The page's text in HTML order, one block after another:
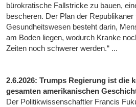
bürokratische Fallstricke zu bauen,
bescheren. Der Plan der Republikaner
Gesundheitswesen besteht darin,
am Boden liegen, wodurch Kranke
Zeiten noch schwerer werden.“ ...
2.6.2026: Trumps Regierung ist die
gesamten amerikanischen
Der Politikwissenschaftler Francis